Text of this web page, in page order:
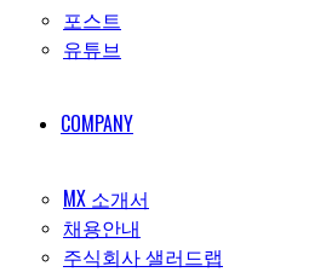
포스트
유튜브
COMPANY
MX 소개서
채용안내
주식회사 샐러드랩